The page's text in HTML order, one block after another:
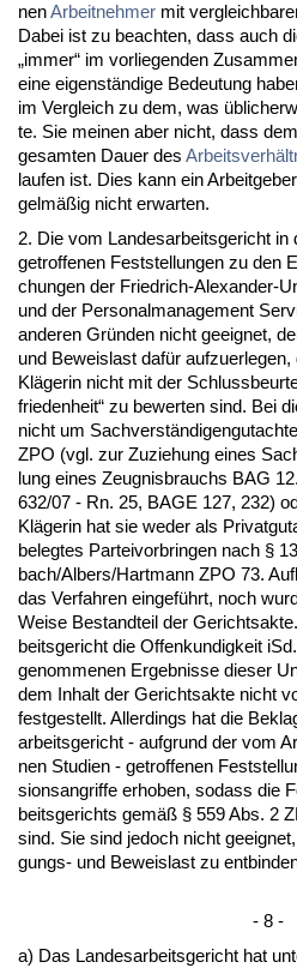
nenAr­beit­neh­mer mit
Da­bei ist zu be­ach­ten, dass auch
„im­mer“ im vor­lie­gen­den
ei­ne ei­genständi­ge Be­deu­tung
im Ver­gleich zu dem, was
te. Sie mei­nen aber nicht, dass dem
ge­sam­ten Dau­er des
lau­fen ist. Dies kann ein
gelmäßig nicht er­war­ten.
2. Die vom Lan­des­ar­beits­ge­richt in
ge­trof­fe­nen Fest­stel­lun­gen zu den
chun­gen der Fried­rich-Alex­an­der-
und der Per­so­nal­ma­nage­ment
an­de­ren Gründen nicht ge­eig­net,
und Be­weis­last dafür
Kläge­rin nicht mit der
frie­den­heit“ zu be­wer­ten sind. Bei
nicht um
ZPO (vgl. zur Zu­zie­hung ei­nes
lung ei­nes Zeug­nis­brauchs BAG
632/07 - Rn. 25, BA­GE 127, 232)
Kläge­rin hat sie we­der als
be­leg­tes Par­tei­vor­brin­gen nach §
bach/Al­bers/Hart­mann ZPO 73.
das Ver­fah­ren ein­geführt, noch
Wei­se Be­stand­teil der
beits­ge­richt die Of­fen­kun­dig­keit
ge­nom­me­nen Er­geb­nis­se die­ser
dem In­halt der Ge­richts­ak­te nicht
fest­ge­stellt. Al­ler­dings hat die
ar­beits­ge­richt - auf­grund der vom
nen Stu­di­en - ge­trof­fe­nen
si­ons­an­grif­fe er­ho­ben, so­dass die
beits­ge­richts gemäß § 559 Abs. 2
sind. Sie sind je­doch nicht
gungs- und Be­weis­last zu
- 8 -
a) Das Lan­des­ar­beits­ge­richt hat